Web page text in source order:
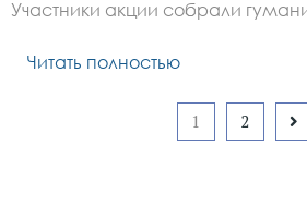
Участники акции собрали
Читать полностью
1 2